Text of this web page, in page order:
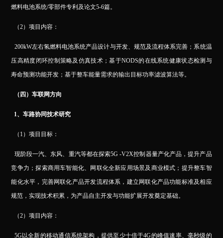
燃料电池系统/零部件专利及论文5-6篇。
（2）项目内容：
200kW左右氢燃料电池系统产品设计与开发、规范及流程体系完善；系统温
压高精度闭环控制策略及仿真技术；基于NODS的在线系统健康状态检测与
寿命预测功能开发；基于整车能量需求的输出目标功率滤波算法等。
（四）车联网方向
1、车路协同技术研究
（1）项目目标：
现阶段一汽、东风、重汽等都在探索5G -V2X控制器量产化产品，提升产品
竞争力；探索商用车智能化、网联化全新应用场景及商业模式；提升整车智
能化水平，完善网联化产品开发流程体系，建立网联化产品功能标准及相应
规范，实现技术积累，为产品自主开发与功能扩展开发奠定基础。
（2）项目内容：
5G以全新的移动通信系统架构，提供至少十倍于4G的峰值速率、毫秒级的